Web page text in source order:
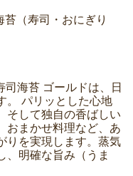
（寿司・おにぎり
司海苔 ゴールドは、日
。 パリッとした心地
そして独自の香ばしい
おまかせ料理など、あ
りを実現します。蒸気
、明確な旨み（うま